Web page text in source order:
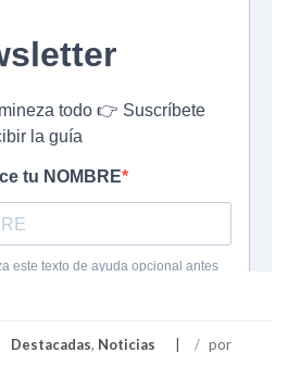
Destacadas, Noticias / por